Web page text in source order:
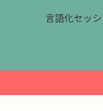
言語化セッ